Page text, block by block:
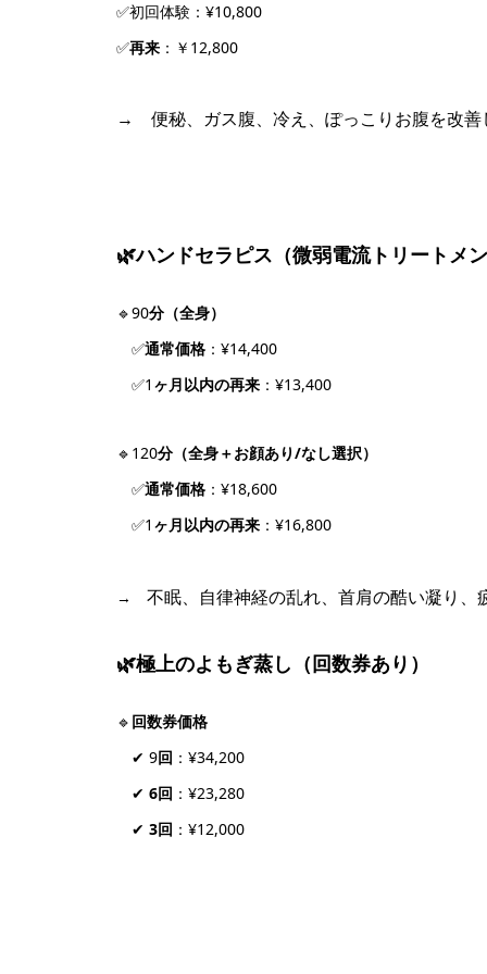
✅初回体験 ：¥10,800
✅再来 ：￥12,800
→ 便秘、ガス腹、冷え、ぽっこりお腹を改善
🌿ハンドセラピス（微弱電流トリートメン
🔹90分（全身）
✅通常価格 ：¥14,400
✅1 ヶ月以内の再来 ：¥13,400
🔹120分（全身＋お顔あり/なし選択）
✅通常価格 ：¥18,600
✅1 ヶ月以内の再来 ：¥16,800
→ 不眠、自律神経の乱れ、首肩の酷い凝り、
🌿極上のよもぎ蒸し（回数券あり）
🔹 回数券価格
✔ 9回 ：¥34,200
✔ 6回 ：¥23,280
✔ 3回 ：¥12,000